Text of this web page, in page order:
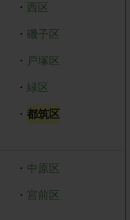
・ 西区
・磯子区
・ 戸塚区
・ 緑区
・都筑区
・ 中原区
・ 宮前区